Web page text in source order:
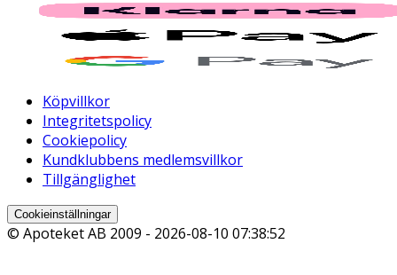
Köpvillkor
Integritetspolicy
Cookiepolicy
Kundklubbens medlemsvillkor
Tillgänglighet
Cookieinställningar
© Apoteket AB 2009 - 2026-08-10 07:38:52